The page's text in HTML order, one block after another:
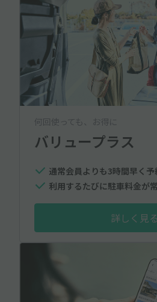
何回使っても、お得に
バリュープラス
通常会員よりも3時間早く
利用するたびに駐車料金が
詳しく見る